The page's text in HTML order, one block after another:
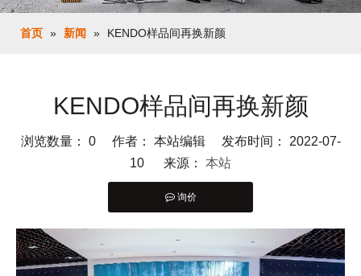
首页 » 新闻 » KENDO样品间再换新颜
KENDO样品间再换新颜
浏览数量： 0作者： 本站编辑 发布时间： 2022-07-
10 来源： 本站
询价